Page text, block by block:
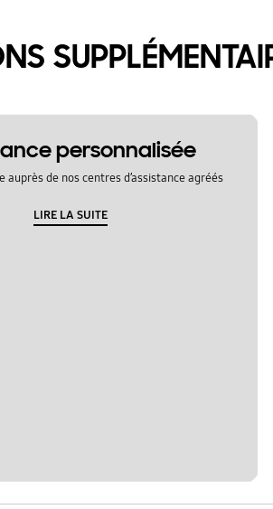
personnalisée
auprès de nos centres d’assistance agréés
LIRE LA SUITE